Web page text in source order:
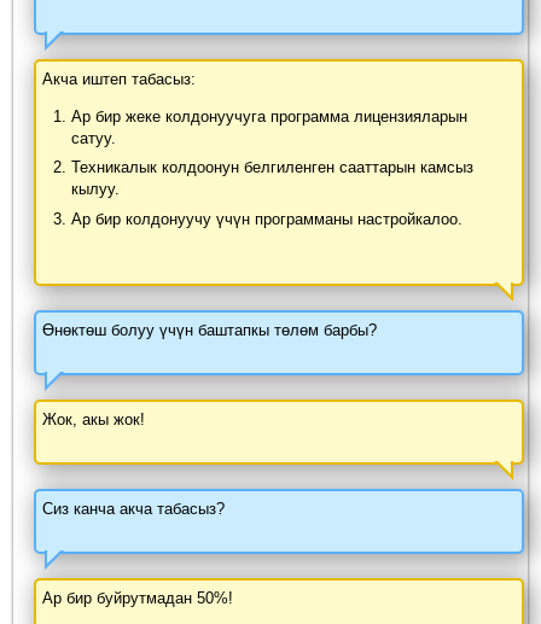
Акча иштеп табасыз:
Ар бир жеке колдонуучуга программа лицензияларын
сатуу.
Техникалык колдоонун белгиленген сааттарын камсыз
кылуу.
Ар бир колдонуучу үчүн программаны настройкалоо.
Өнөктөш болуу үчүн баштапкы төлөм барбы?
Жок, акы жок!
Сиз канча акча табасыз?
Ар бир буйрутмадан 50%!